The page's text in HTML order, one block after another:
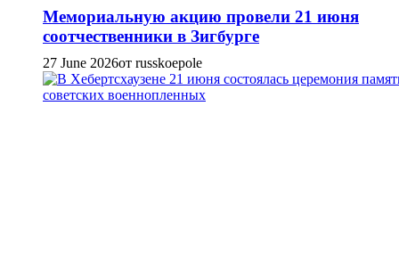
Мемориальную акцию провели 21 июня
соотчественники в Зигбурге
27 June 2026от russkoepole